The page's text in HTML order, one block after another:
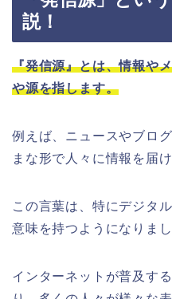
説！
『発信源』とは、情報や
や源を指します。
例えば、ニュースやブロ
まな形で人々に情報を届
この言葉は、特にデジタ
意味を持つようになりまし
インターネットが普及す